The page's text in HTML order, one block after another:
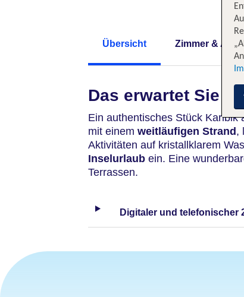
Übersicht Zimmer &
Das erwartet Sie
Ein authentisches Stück Karibik
mit einem weitläufigen Strand ,
Aktivitäten auf kristallklarem
Inselurlaub ein. Eine
Terrassen.
Digitaler und telefonischer